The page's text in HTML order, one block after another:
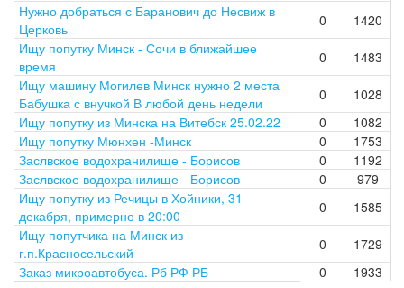
Нужно добраться с Баранович до Несвиж в
Церковь
0
1420
Ищу попутку Минск - Сочи в ближайшее
время
0
1483
Ищу машину Могилев Минск нужно 2 места
Бабушка с внучкой В любой день недели
0
1028
Ищу попутку из Минска на Витебск 25.02.22
0
1082
Ищу попутку Мюнхен -Минск
0
1753
Заслвское водохранилище - Борисов
0
1192
Заслвское водохранилище - Борисов
0
979
Ищу попутку из Речицы в Хойники, 31
декабря, примерно в 20:00
0
1585
Ищу попутчика на Минск из
г.п.Красносельский
0
1729
Заказ микроавтобуса. Рб РФ РБ
0 1933